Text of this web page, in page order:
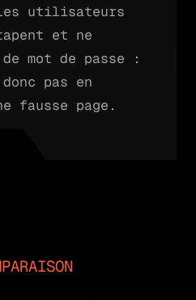
utilisateurs
et ne
mot de passe :
pas en
fausse page.